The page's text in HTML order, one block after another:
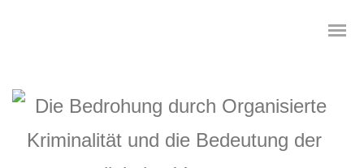
Das digitale Testament